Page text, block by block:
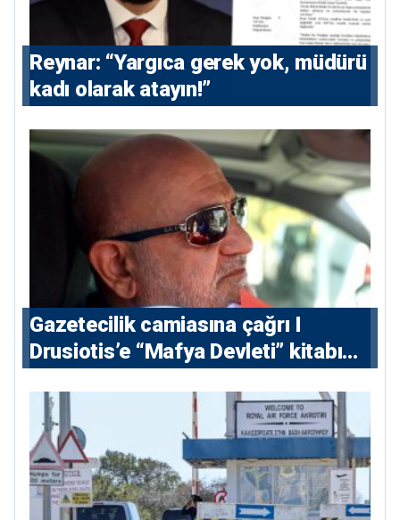
Reynar: “Yargıca gerek yok, müdürü
kadı olarak atayın!”
Gazetecilik camiasına çağrı I
⁠Drusiotis’e “Mafya Devleti” kitabı